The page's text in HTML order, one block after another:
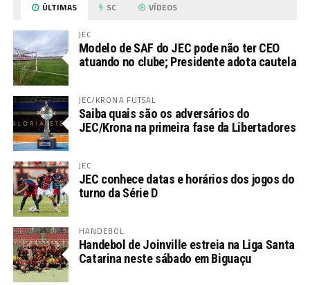
ÚLTIMAS SC VÍDEOS
JEC
Modelo de SAF do JEC pode não ter CEO
atuando no clube; Presidente adota cautela
JEC/KRONA FUTSAL
Saiba quais são os adversários do
JEC/Krona na primeira fase da Libertadores
JEC
JEC conhece datas e horários dos jogos do
turno da Série D
HANDEBOL
Handebol de Joinville estreia na Liga Santa
Catarina neste sábado em Biguaçu